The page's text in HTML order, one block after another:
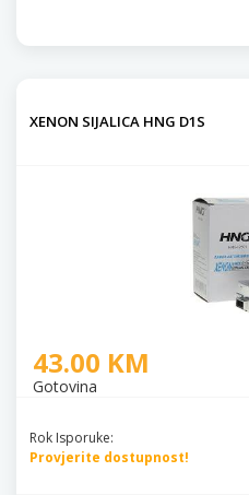
XENON SIJALICA HNG D1S
43.00 KM
Gotovina
Rok Isporuke:
Provjerite dostupnost!